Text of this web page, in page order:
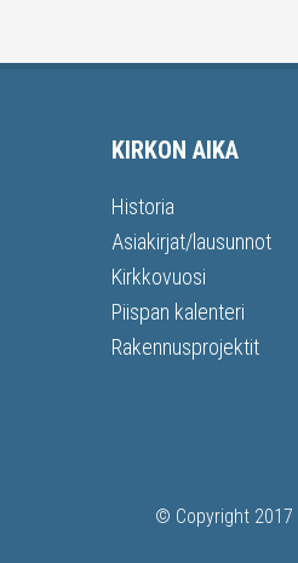
KIRKON AIKA
Historia
Asiakirjat/lausunnot
Kirkkovuosi
Piispan kalenteri
Rakennusprojektit
© Copyright 2017